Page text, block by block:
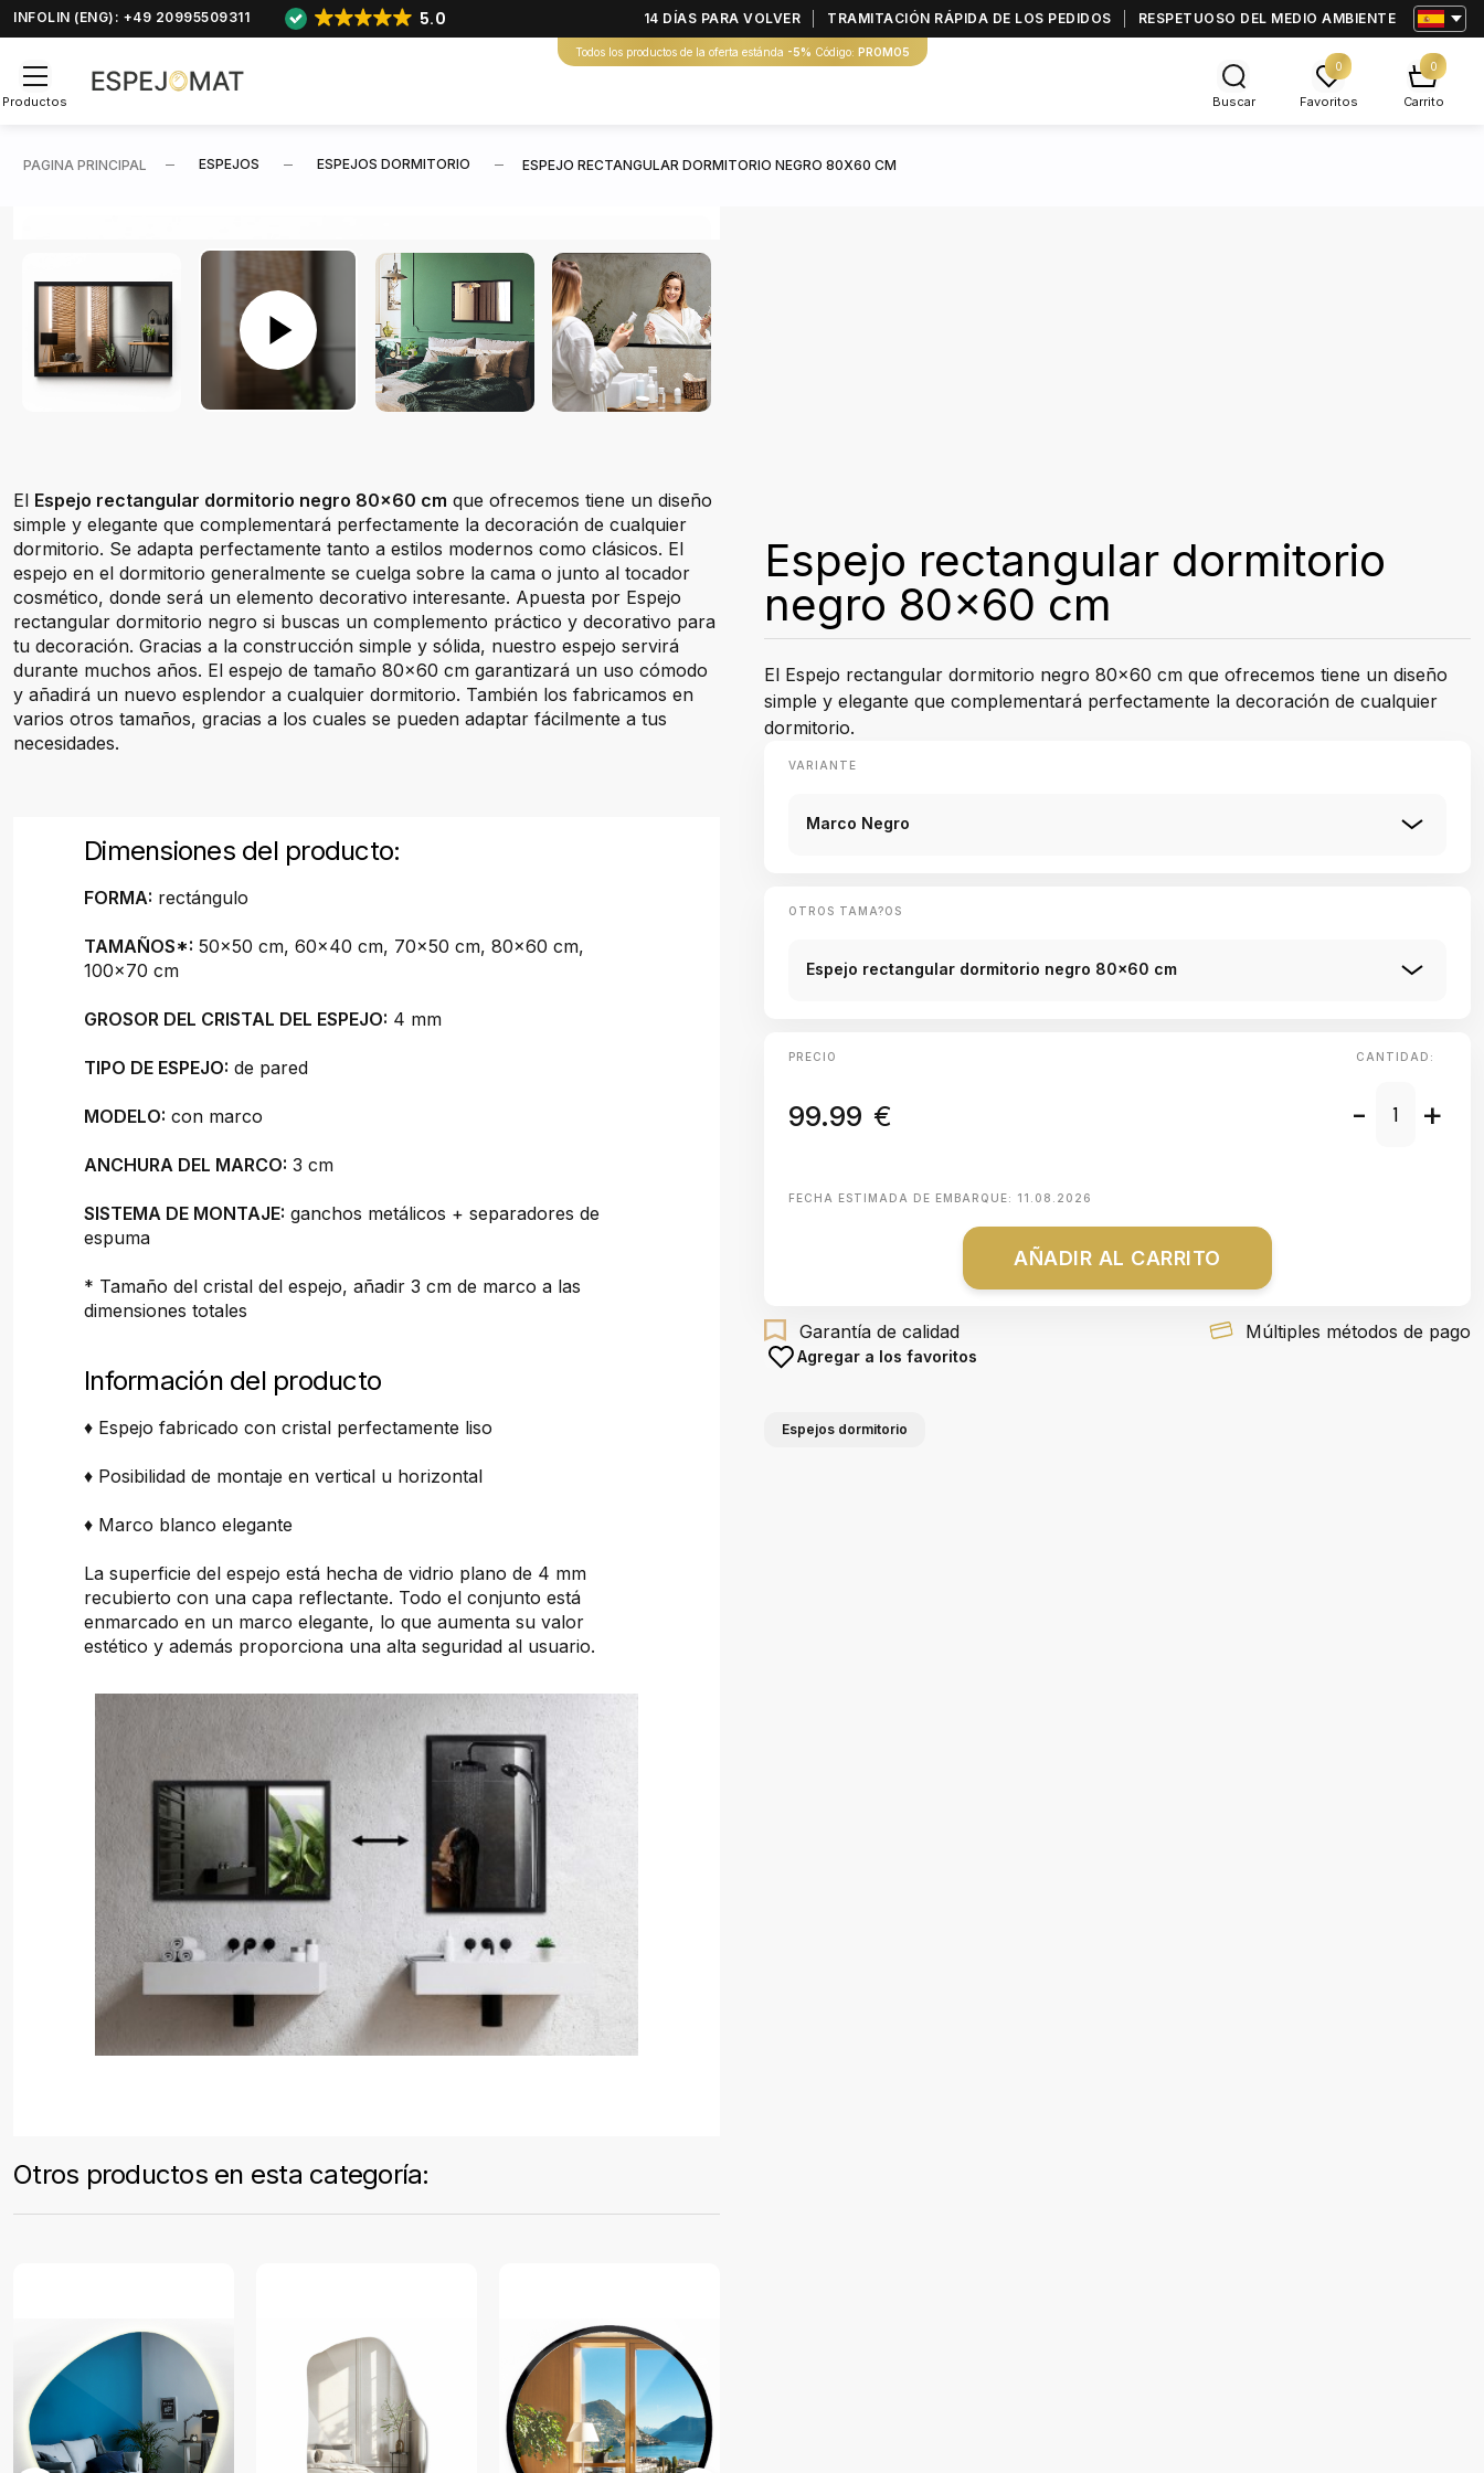
INFOLIN (ENG): +49 20995509311 5.0 14 DÍAS PARA VOLVER TRAMITACIÓN RÁPIDA DE LOS PEDIDOS RESPETUOSO DEL MEDIO AMBIENTE
Todos los productos de la oferta estánda -5% Código: PROMO5
Productos Buscar
0
Favoritos
0
Carrito
PAGINA PRINCIPAL ESPEJOS ESPEJOS DORMITORIO ESPEJO RECTANGULAR DORMITORIO NEGRO 80X60 CM
El Espejo rectangular dormitorio negro 80x60 cm que ofrecemos tiene un diseño
simple y elegante que complementará perfectamente la decoración de cualquier
dormitorio. Se adapta perfectamente tanto a estilos modernos como clásicos. El
espejo en el dormitorio generalmente se cuelga sobre la cama o junto al tocador
cosmético, donde será un elemento decorativo interesante. Apuesta por Espejo
rectangular dormitorio negro si buscas un complemento práctico y decorativo para
tu decoración. Gracias a la construcción simple y sólida, nuestro espejo servirá
durante muchos años. El espejo de tamaño 80x60 cm garantizará un uso cómodo
y añadirá un nuevo esplendor a cualquier dormitorio. También los fabricamos en
varios otros tamaños, gracias a los cuales se pueden adaptar fácilmente a tus
necesidades.
Dimensiones del producto:
FORMA: rectángulo
TAMAÑOS*: 50x50 cm, 60x40 cm, 70x50 cm, 80x60 cm,
100x70 cm
GROSOR DEL CRISTAL DEL ESPEJO: 4 mm
TIPO DE ESPEJO: de pared
MODELO: con marco
ANCHURA DEL MARCO: 3 cm
SISTEMA DE MONTAJE: ganchos metálicos + separadores de
espuma
* Tamaño del cristal del espejo, añadir 3 cm de marco a las
dimensiones totales
Información del producto
♦ Espejo fabricado con cristal perfectamente liso
♦ Posibilidad de montaje en vertical u horizontal
♦ Marco blanco elegante
La superficie del espejo está hecha de vidrio plano de 4 mm
recubierto con una capa reflectante. Todo el conjunto está
enmarcado en un marco elegante, lo que aumenta su valor
estético y además proporciona una alta seguridad al usuario.
Otros productos en esta categoría:
Espejo rectangular dormitorio
negro 80x60 cm
El Espejo rectangular dormitorio negro 80x60 cm que ofrecemos tiene un diseño
simple y elegante que complementará perfectamente la decoración de cualquier
dormitorio.
VARIANTE
Marco Negro
OTROS TAMA?OS
Espejo rectangular dormitorio negro 80x60 cm
PRECIO
99.99 €
CANTIDAD:
- +
FECHA ESTIMADA DE EMBARQUE: 11.08.2026
AÑADIR AL CARRITO
Garantía de calidad Múltiples métodos de pago
Agregar a los favoritos
Espejos dormitorio